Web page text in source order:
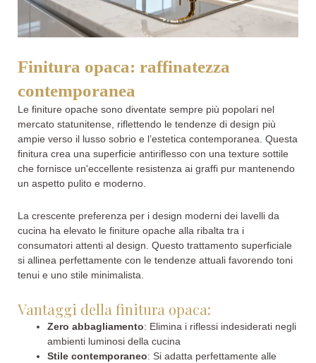
Finitura opaca: raffinatezza
contemporanea
Le finiture opache sono diventate sempre più popolari nel
mercato statunitense, riflettendo le tendenze di design più
ampie verso il lusso sobrio e l’estetica contemporanea. Questa
finitura crea una superficie antiriflesso con una texture sottile
che fornisce un'eccellente resistenza ai graffi pur mantenendo
un aspetto pulito e moderno.
La crescente preferenza per i design moderni dei lavelli da
cucina ha elevato le finiture opache alla ribalta tra i
consumatori attenti al design. Questo trattamento superficiale
si allinea perfettamente con le tendenze attuali favorendo toni
tenui e uno stile minimalista.
Vantaggi della finitura opaca:
Zero abbagliamento: Elimina i riflessi indesiderati negli
ambienti luminosi della cucina
Stile contemporaneo: Si adatta perfettamente alle